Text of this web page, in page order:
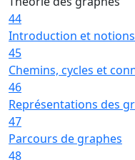
44
Introduction et
45
Chemins, cycles et
46
Représentations des
47
Parcours de graphes
48